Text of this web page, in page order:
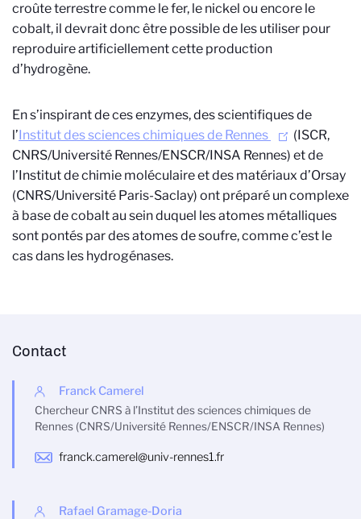
croûte terrestre comme le fer, le nickel ou encore le
cobalt, il devrait donc être possible de les utiliser pour
reproduire artificiellement cette production
d’hydrogène.
En s’inspirant de ces enzymes, des scientifiques de
l’Institut des sciences chimiques de Rennes
(ISCR,
CNRS/Université Rennes/ENSCR/INSA Rennes) et de
l’Institut de chimie moléculaire et des matériaux d’Orsay
(CNRS/Université Paris-Saclay) ont préparé un complexe
à base de cobalt au sein duquel les atomes métalliques
sont pontés par des atomes de soufre, comme c’est le
cas dans les hydrogénases.
Contact
Franck Camerel
Chercheur CNRS à l’Institut des sciences chimiques de
Rennes (CNRS/Université Rennes/ENSCR/INSA Rennes)
franck.camerel@univ-rennes1.fr
Rafael Gramage-Doria